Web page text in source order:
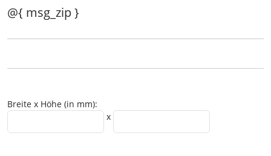
@{ msg_zip }
Breite x Höhe (in mm):
x